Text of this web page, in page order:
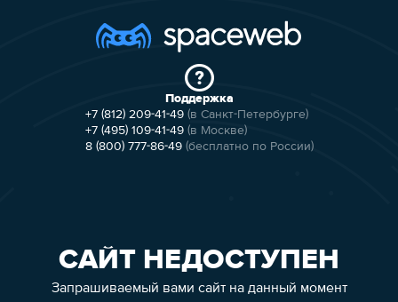
Поддержка
+7 (812) 209-41-49 (в Санкт-Петербурге)
+7 (495) 109-41-49 (в Москве)
8 (800) 777-86-49 (бесплатно по России)
САЙТ НЕДОСТУПЕН
Запрашиваемый вами сайт на данный момент